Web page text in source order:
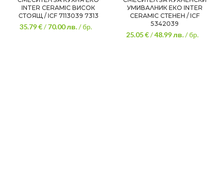
INTER CERAMIC ВИСОК
СТОЯЩ / ICF 7113039 7313
35.79 €/70.00лв./ бр.
УМИВАЛНИК ЕКО INTER
CERAMIC СТЕНЕН / ICF
5342039
25.05 €/48.99лв./ бр.